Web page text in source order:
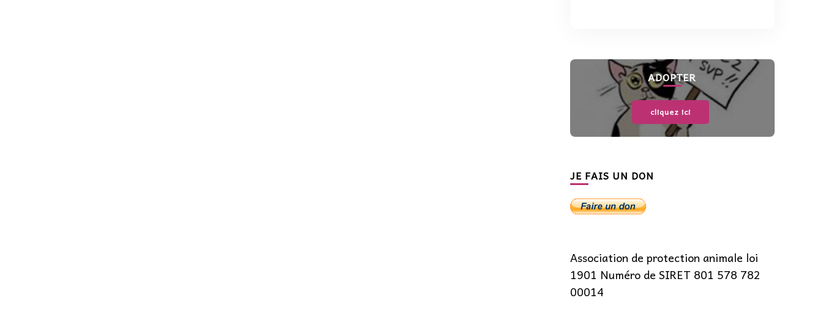
ADOPTER
cliquez ici
JE FAIS UN DON
Association de protection animale loi
1901 Numéro de SIRET 801 578 782
00014